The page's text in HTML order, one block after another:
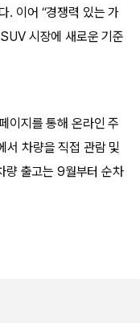
. 이어 “경쟁력 있는 가
시장에 새로운 기준
이지를 통해 온라인 주
서 차량을 직접 관람 및
량 출고는 9월부터 순차